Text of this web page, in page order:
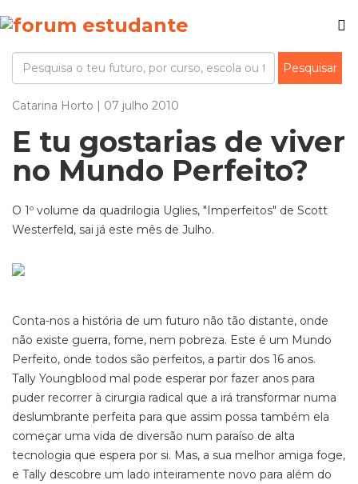
Catarina Horto | 07 julho 2010
E tu gostarias de viver
no Mundo Perfeito?
O 1º volume da quadrilogia Uglies, "Imperfeitos" de Scott
Westerfeld, sai já este mês de Julho.
Conta-nos a história de um futuro não tão distante, onde
não existe guerra, fome, nem pobreza. Este é um Mundo
Perfeito, onde todos são perfeitos, a partir dos 16 anos.
Tally Youngblood mal pode esperar por fazer anos para
puder recorrer à cirurgia radical que a irá transformar numa
deslumbrante perfeita para que assim possa também ela
começar uma vida de diversão num paraíso de alta
tecnologia que espera por si. Mas, a sua melhor amiga foge,
e Tally descobre um lado inteiramente novo para além do